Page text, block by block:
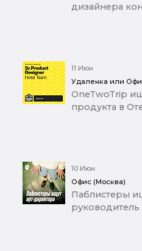
дизайнера
11 Июн
Удаленка или
OneTwoTrip
продукта в
10 Июн
Офис (Москва)
Паблистеры
руководитель